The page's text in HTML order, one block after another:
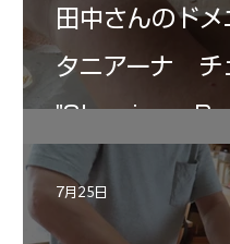
田中さんのドメ
タニアーナ チ
"Sleeping・
記 30
7月25日